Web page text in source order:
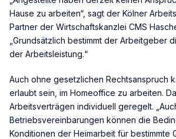
Hause zu arbeiten“, sagt der Kölner
Partner der Wirtschaftskanzlei CMS
„Grundsätzlich bestimmt der Arbeitgeber
der Arbeitsleistung.“
Auch ohne gesetzlichen Rechtsanspruch
erlaubt sein, im Homeoffice zu arbeiten.
Arbeitsverträgen individuell geregelt.
Betriebsvereinbarungen können die
Konditionen der Heimarbeit für bestimmte